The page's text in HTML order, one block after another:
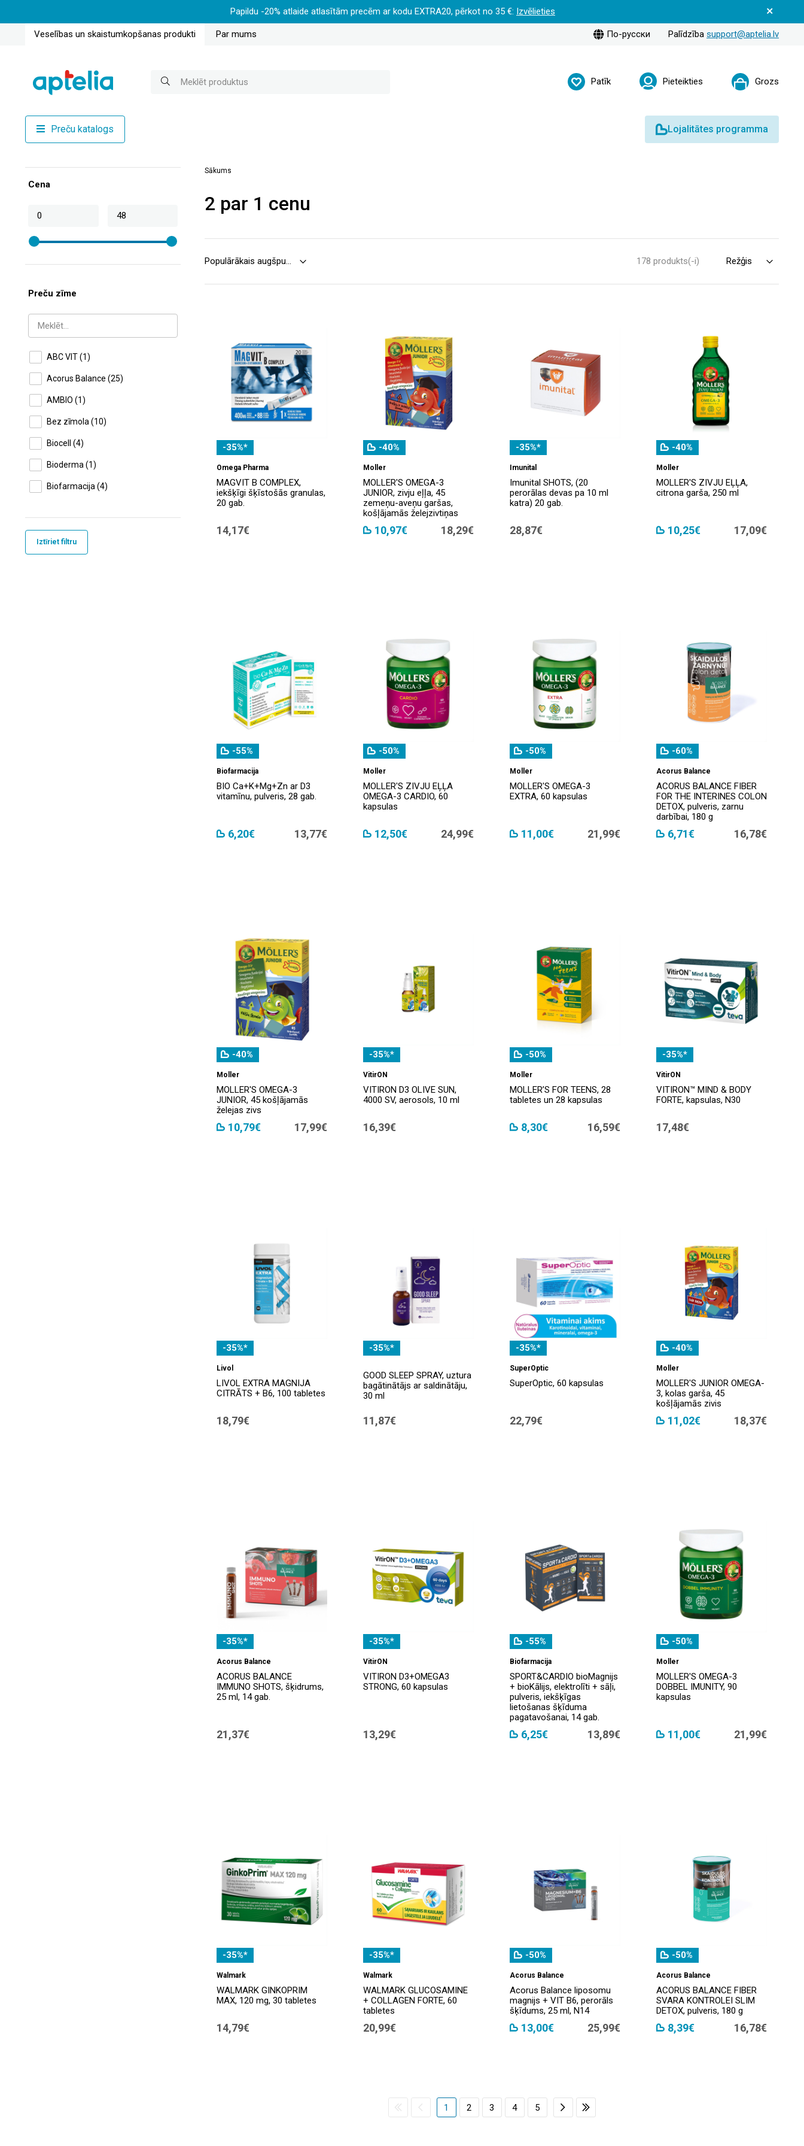
Papildu -20% atlaide atlasītām precēm ar kodu EXTRA20, pērkot no 35 €: Izvēlieties
Veselības un skaistumkopšanas produkti Par mums По-русски Palīdzība support@aptelia.lv
Patīk Pieteikties Grozs
Preču katalogs Lojalitātes programma
Cena
Preču zīme
ABC VIT(1)
Acorus Balance (25)
AMBIO (1)
Bez zīmola (10)
Biocell (4)
Bioderma (1)
Biofarmacija (4)
Difolin(2)
Iztīriet filtru
Sākums
2 par 1 cenu
178 produkts(-i)
-35%*
Omega Pharma
MAGVIT B COMPLEX,
iekšķīgi šķīstošās granulas,
20 gab.
14,17€
-40%
Moller
MOLLER'S OMEGA-3
JUNIOR, zivju eļļa, 45
zemeņu-aveņu garšas,
košļājamās želejzivtiņas
10,97€ 18,29€
-35%*
Imunital
Imunital SHOTS, (20
perorālas devas pa 10 ml
katra) 20 gab.
28,87€
-40%
Moller
MOLLER'S ZIVJU EĻĻA,
citrona garša, 250 ml
10,25€ 17,09€
-55%
Biofarmacija
BIO Ca+K+Mg+Zn ar D3
vitamīnu, pulveris, 28 gab.
6,20€ 13,77€
-50%
Moller
MOLLER'S ZIVJU EĻĻA
OMEGA-3 CARDIO, 60
kapsulas
12,50€ 24,99€
-50%
Moller
MOLLER'S OMEGA-3
EXTRA, 60 kapsulas
11,00€ 21,99€
-60%
Acorus Balance
ACORUS BALANCE FIBER
FOR THE INTERINES COLON
DETOX, pulveris, zarnu
darbībai, 180 g
6,71€ 16,78€
-40%
Moller
MOLLER'S OMEGA-3
JUNIOR, 45 košļājamās
želejas zivs
10,79€ 17,99€
-35%*
VitirON
VITIRON D3 OLIVE SUN,
4000 SV, aerosols, 10 ml
16,39€
-50%
Moller
MOLLER’S FOR TEENS, 28
tabletes un 28 kapsulas
8,30€ 16,59€
-35%*
VitirON
VITIRON™ MIND & BODY
FORTE, kapsulas, N30
17,48€
-35%*
Livol
LIVOL EXTRA MAGNIJA
CITRĀTS + B6, 100 tabletes
18,79€
-35%*
GOOD SLEEP SPRAY, uztura
bagātinātājs ar saldinātāju,
30 ml
11,87€
-35%*
SuperOptic
SuperOptic, 60 kapsulas
22,79€
-40%
Moller
MOLLER'S JUNIOR OMEGA-
3, kolas garša, 45
košļājamās zivis
11,02€ 18,37€
-35%*
Acorus Balance
ACORUS BALANCE
IMMUNO SHOTS, šķidrums,
25 ml, 14 gab.
21,37€
-35%*
VitirON
VITIRON D3+OMEGA3
STRONG, 60 kapsulas
13,29€
-55%
Biofarmacija
SPORT&CARDIO bioMagnijs
+ bioKālijs, elektrolīti + sāļi,
pulveris, iekšķīgas
lietošanas šķīduma
pagatavošanai, 14 gab.
6,25€ 13,89€
-50%
Moller
MOLLER'S OMEGA-3
DOBBEL IMUNITY, 90
kapsulas
11,00€ 21,99€
-35%*
Walmark
WALMARK GINKOPRIM
MAX, 120 mg, 30 tabletes
14,79€
-35%*
Walmark
WALMARK GLUCOSAMINE
+ COLLAGEN FORTE, 60
tabletes
20,99€
-50%
Acorus Balance
Acorus Balance liposomu
magnijs + VIT B6, perorāls
šķīdums, 25 ml, N14
13,00€ 25,99€
-50%
Acorus Balance
ACORUS BALANCE FIBER
SVARA KONTROLEI SLIM
DETOX, pulveris, 180 g
8,39€ 16,78€
1 2 3 4 5